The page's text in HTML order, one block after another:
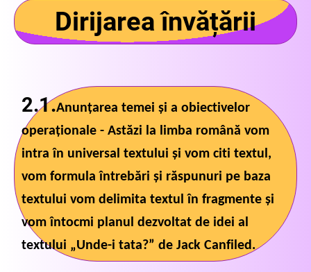
Dirijarea învățării
2.1.Anunțarea temei și a obiectivelor
operaționale - Astăzi la limba română vom
intra în universal textului și vom citi textul,
vom formula întrebări și răspunuri pe baza
textului vom delimita textul în fragmente și
vom întocmi planul dezvoltat de idei al
textului „Unde-i tata?” de Jack Canfiled.